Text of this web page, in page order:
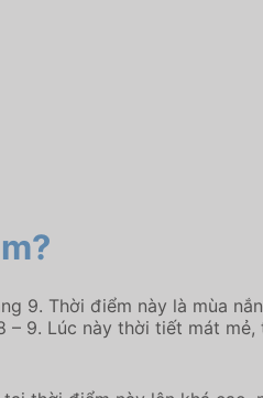
9. Thời điểm này là mùa
9. Lúc này thời tiết mát